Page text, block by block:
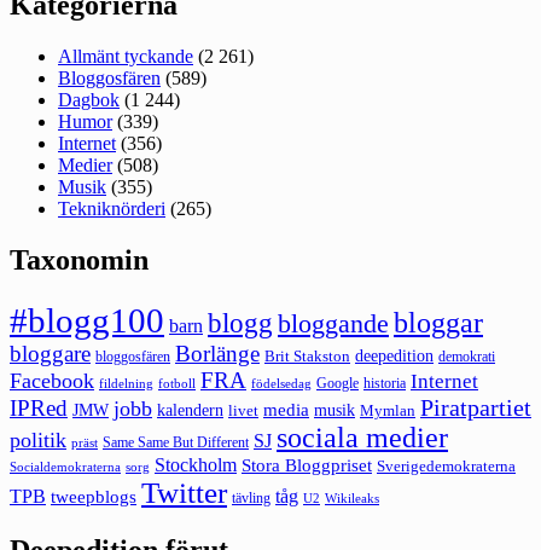
Allmänt tyckande (2 261)
Bloggosfären (589)
Dagbok (1 244)
Humor(339)
Internet (356)
Medier(508)
Musik (355)
Tekniknörderi (265)
Taxonomin
#blogg100 barn blogg bloggande bloggar
bloggare bloggosfären Borlänge Brit Stakston deepedition demokrati
Facebook fildelning fotboll FRA födelsedag Google historia Internet
IPRed JMW jobb kalendern livet media musik Mymlan Piratpartiet
politik präst Same Same But Different SJ sociala medier
Socialdemokraterna sorg Stockholm Stora Bloggpriset Sverigedemokraterna
TPB tweepblogs Twitter tävling tåg U2 Wikileaks